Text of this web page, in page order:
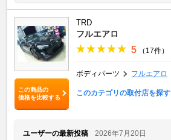
この商品の
価格を比較する
TRD
フルエアロ
5 （17件）
ボディパーツ フルエアロ
このカテゴリの取付店を探す
ユーザーの最新投稿
2026年7月20日